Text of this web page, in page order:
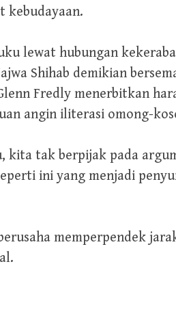
kebudayaan.
lewat hubungan
Shihab demikian
Fredly menerbitkan
angin iliterasi omong-
kita tak berpijak pada
ini yang menjadi
memperpendek